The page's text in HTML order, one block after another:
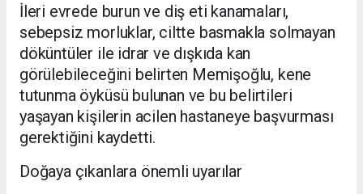
İleri evrede burun ve diş eti kanamaları,
sebepsiz morluklar, ciltte basmakla solmayan
döküntüler ile idrar ve dışkıda kan
görülebileceğini belirten Memişoğlu, kene
tutunma öyküsü bulunan ve bu belirtileri
yaşayan kişilerin acilen hastaneye başvurması
gerektiğini kaydetti.
Doğaya çıkanlara önemli uyarılar